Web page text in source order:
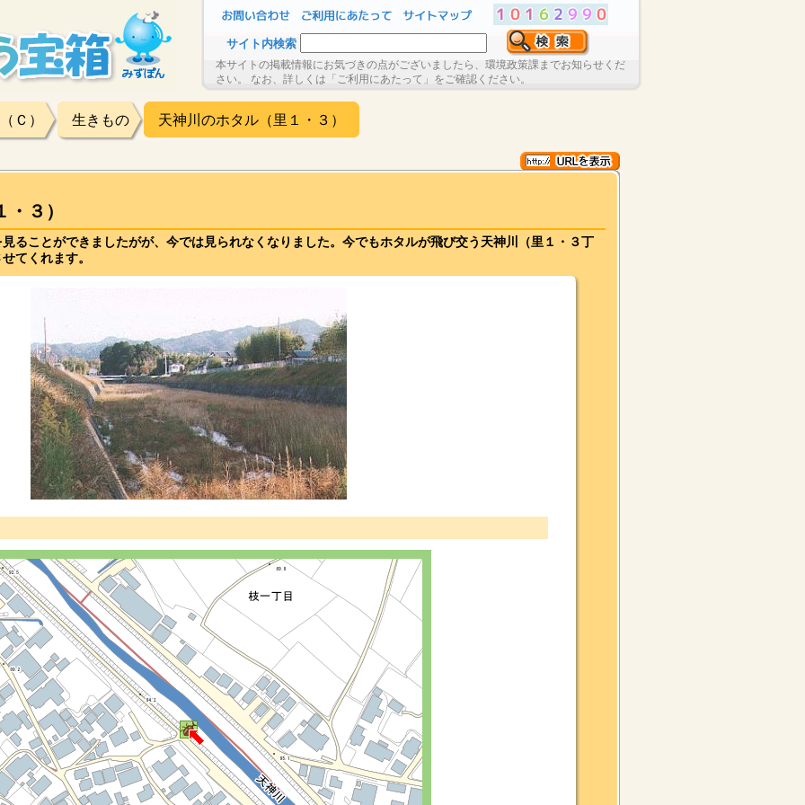
サイト内検索
本サイトの掲載情報にお気づきの点がございましたら、環境政策課までお知らせくだ
さい。 なお、詳しくは「ご利用にあたって」をご確認ください。
Ｃ） 生きもの 天神川のホタル（里１・３）
３）
ることができましたがが、今では見られなくなりました。今でもホタルが飛び交う天神川（里１・３丁
てくれます。